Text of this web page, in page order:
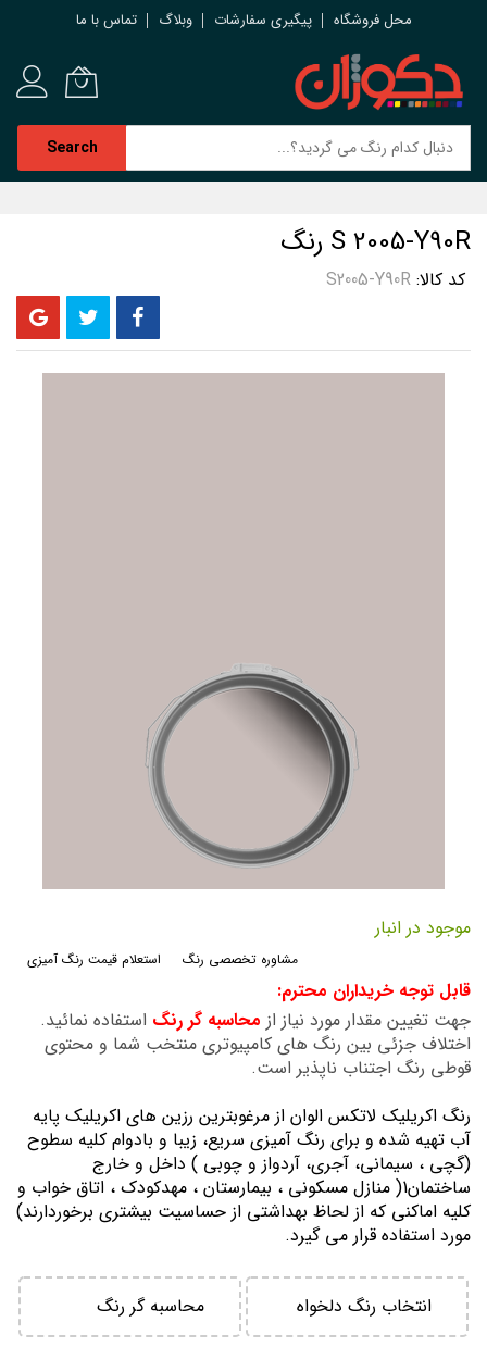
محل فروشگاه پیگیری سفارشات وبلاگ تماس با ما
Search
محتوا
S 2005-Y90R رنگ
کد کالا S2005-Y90R
ابتدای
گالری
موجود در انبار
استعلام قیمت رنگ آمیزی مشاوره تخصصی رنگ
قابل توجه خریداران محترم:
جهت تغیین مقدار مورد نیاز از محاسبه گر رنگ استفاده نمائید.
اختلاف جزئی بین رنگ های کامپیوتری منتخب شما و محتوی
قوطی رنگ اجتناب ناپذیر است.
رنگ اكريليك لاتكس الوان از مرغوبترين رزين هاي اكريليك پايه
آب تهيه شده و برای رنگ آمیزی سریع، زیبا و بادوام کلیه سطوح
(گچی ، سیمانی، آجری، آردواز و چوبی ) داخل و خارج
ساختمان1( منازل مسكوني ، بيمارستان ، مهدكودك ، اتاق خواب و
كليه اماكني كه از لحاظ بهداشتي از حساسيت بيشتري برخوردارند)
مورد استفاده قرار می گیرد.
انتخاب رنگ دلخواه محاسبه گر رنگ